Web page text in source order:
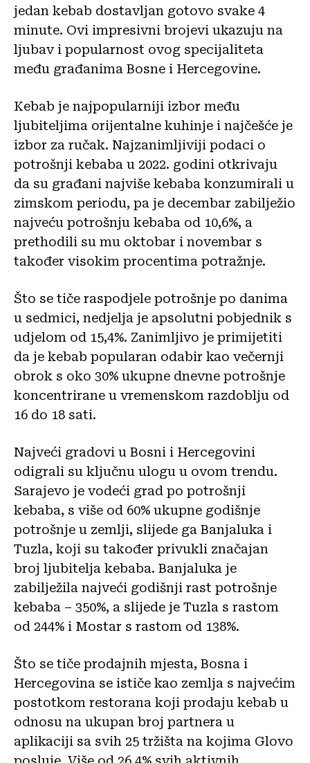
jedan kebab dostavljan gotovo svake 4
minute. Ovi impresivni brojevi ukazuju na
ljubav i popularnost ovog specijaliteta
među građanima Bosne i Hercegovine.
Kebab je najpopularniji izbor među
ljubiteljima orijentalne kuhinje i najčešće je
izbor za ručak. Najzanimljiviji podaci o
potrošnji kebaba u 2022. godini otkrivaju
da su građani najviše kebaba konzumirali u
zimskom periodu, pa je decembar zabilježio
najveću potrošnju kebaba od 10,6%, a
prethodili su mu oktobar i novembar s
također visokim procentima potražnje.
Što se tiče raspodjele potrošnje po danima
u sedmici, nedjelja je apsolutni pobjednik s
udjelom od 15,4%. Zanimljivo je primijetiti
da je kebab popularan odabir kao večernji
obrok s oko 30% ukupne dnevne potrošnje
koncentrirane u vremenskom razdoblju od
16 do 18 sati.
Najveći gradovi u Bosni i Hercegovini
odigrali su ključnu ulogu u ovom trendu.
Sarajevo je vodeći grad po potrošnji
kebaba, s više od 60% ukupne godišnje
potrošnje u zemlji, slijede ga Banjaluka i
Tuzla, koji su također privukli značajan
broj ljubitelja kebaba. Banjaluka je
zabilježila najveći godišnji rast potrošnje
kebaba – 350%, a slijede je Tuzla s rastom
od 244% i Mostar s rastom od 138%.
Što se tiče prodajnih mjesta, Bosna i
Hercegovina se ističe kao zemlja s najvećim
postotkom restorana koji prodaju kebab u
odnosu na ukupan broj partnera u
aplikaciji sa svih 25 tržišta na kojima Glovo